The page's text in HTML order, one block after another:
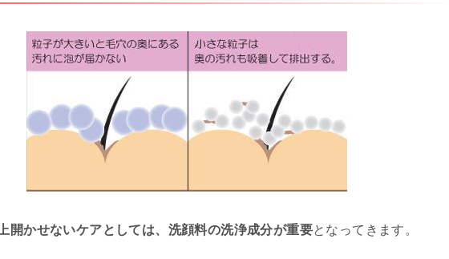
開かせないケアとしては、洗顔料の洗浄成分が重要となってきます。